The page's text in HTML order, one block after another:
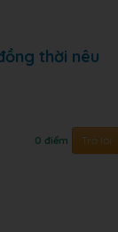
thời nêu
0 điểm Trả lời